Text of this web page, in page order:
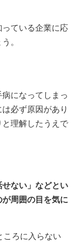
ている企業に応
。
になってしまっ
必ず原因があり
理解したうえで
せない」などとい
周囲の目を気に
ころに入らない